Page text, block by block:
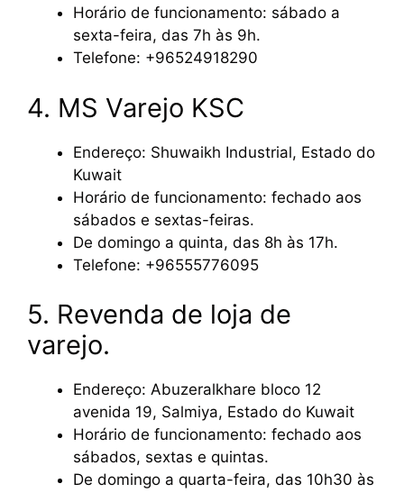
Horário de funcionamento: sábado a
sexta-feira, das 7h às 9h.
Telefone: +96524918290
4. MS Varejo KSC
Endereço: Shuwaikh Industrial, Estado do
Kuwait
Horário de funcionamento: fechado aos
sábados e sextas-feiras.
De domingo a quinta, das 8h às 17h.
Telefone: +96555776095
5. Revenda de loja de
varejo.
Endereço: Abuzeralkhare bloco 12
avenida 19, Salmiya, Estado do Kuwait
Horário de funcionamento: fechado aos
sábados, sextas e quintas.
De domingo a quarta-feira, das 10h30 às